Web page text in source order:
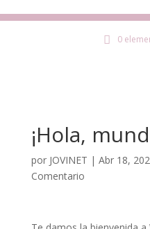
0
¡Hola,
por JOVINET | Abr 18,
Comentario